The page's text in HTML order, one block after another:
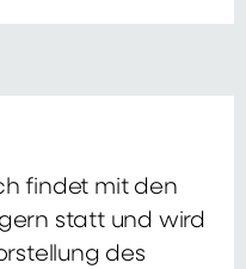
findet mit den
statt und wird
des